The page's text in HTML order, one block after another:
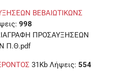
ΒΕΒΑΙΩΤΙΚΩΝΣ
998
ΠΡΟΣΑΥΞΗΣΕΩΝ
Π.Θ.pdf
31Kb Λήψεις: 554